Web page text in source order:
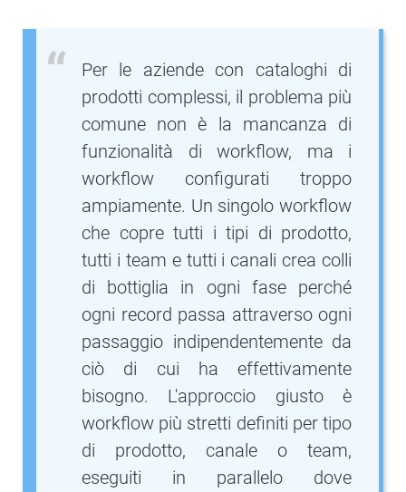
Per le aziende con cataloghi di
prodotti complessi, il problema più
comune non è la mancanza di
funzionalità di workflow, ma i
workflow configurati troppo
ampiamente. Un singolo workflow
che copre tutti i tipi di prodotto,
tutti i team e tutti i canali crea colli
di bottiglia in ogni fase perché
ogni record passa attraverso ogni
passaggio indipendentemente da
ciò di cui ha effettivamente
bisogno. L'approccio giusto è
workflow più stretti definiti per tipo
di prodotto, canale o team,
eseguiti in parallelo dove